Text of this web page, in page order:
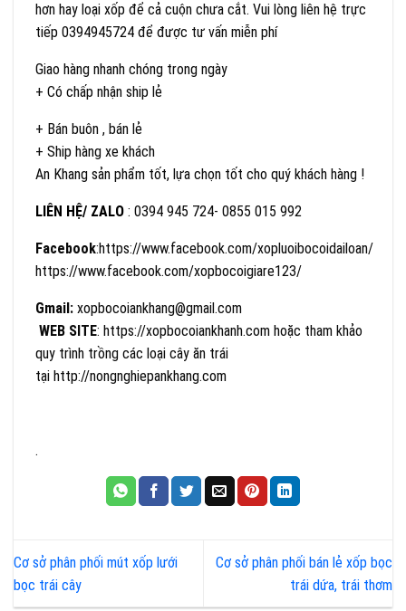
hơn hay loại xốp để cả cuộn chưa cắt. Vui lòng liên hệ trực
tiếp 0394945724 để được tư vấn miễn phí
Giao hàng nhanh chóng trong ngày
+ Có chấp nhận ship lẻ
+ Bán buôn , bán lẻ
+ Ship hàng xe khách
An Khang sản phẩm tốt, lựa chọn tốt cho quý khách hàng !
LIÊN HỆ/ ZALO : 0394 945 724- 0855 015 992
Facebook:https://www.facebook.com/xopluoibocoidailoan/
https://www.facebook.com/xopbocoigiare123/
Gmail: xopbocoiankhang@gmail.com
WEB SITE: https://xopbocoiankhanh.com hoặc tham khảo
quy trình trồng các loại cây ăn trái
tại http://nongnghiepankhang.com
.
Cơ sở phân phối mút xốp lưới
bọc trái cây
Cơ sở phân phối bán lẻ xốp bọc
trái dứa, trái thơm